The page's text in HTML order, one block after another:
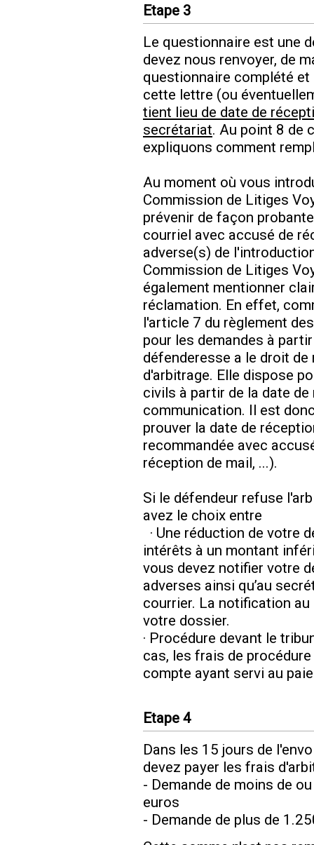
Etape 3
Le questionnaire est une
devez nous renvoyer, de
questionnaire complété
cette lettre (ou
tient lieu de date de
secrétariat. Au point 8 de
expliquons comment
Au moment où vous
Commission de Litiges
prévenir de façon
courriel avec accusé de
adverse(s) de
Commission de Litiges
également mentionner
réclamation. En effet,
l'article 7 du règlement
pour les demandes à
défenderesse a le droit
d'arbitrage. Elle dispose
civils à partir de la date
communication. Il est
prouver la date de
recommandée avec
réception de mail, ...).
Si le défendeur refuse
avez le choix entre
· Une réduction de votre
intérêts à un montant
vous devez notifier votre
adverses ainsi qu’au
courrier. La notification
votre dossier.
· Procédure devant le
cas, les frais de
compte ayant servi au
Etape 4
Dans les 15 jours de
devez payer les frais
- Demande de moins de
euros
- Demande de plus de